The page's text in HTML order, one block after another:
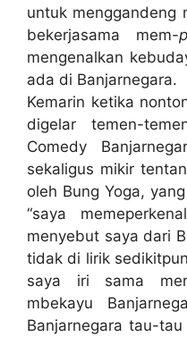
untuk menggandeng
bekerjasama mem-
mengenalkan
ada di Banjarnegara.
Kemarin ketika
digelar temen-
Comedy
sekaligus mikir
oleh Bung Yoga,
“saya
menyebut saya dari
tidak di lirik
saya iri sama
mbekayu
Banjarnegara tau-